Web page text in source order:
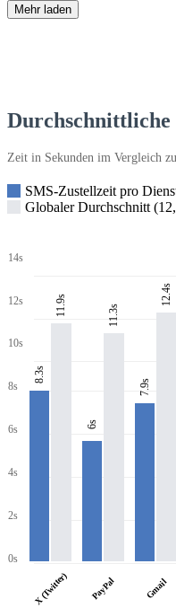
Mehr laden
Zeit in Sekunden im Vergleich
SMS-Zustellzeit pro
Globaler Durchschnitt
14s
12s
10s
8s
6s
4s
2s
0s
8.3s
11.9s
X (Twitter)
6s
11.3s
PayPal
7.9s
12.4s
Gmail